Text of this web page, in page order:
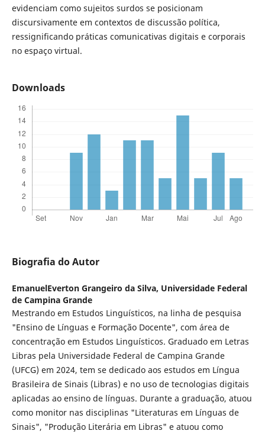
evidenciam como sujeitos surdos se posicionam
discursivamente em contextos de discussão política,
ressignificando práticas comunicativas digitais e corporais
no espaço virtual.
Downloads
Biografia do Autor
EmanuelEverton Grangeiro da Silva, Universidade Federal
de Campina Grande
Mestrando em Estudos Linguísticos, na linha de pesquisa
"Ensino de Línguas e Formação Docente", com área de
concentração em Estudos Linguísticos. Graduado em Letras
Libras pela Universidade Federal de Campina Grande
(UFCG) em 2024, tem se dedicado aos estudos em Língua
Brasileira de Sinais (Libras) e no uso de tecnologias digitais
aplicadas ao ensino de línguas. Durante a graduação, atuou
como monitor nas disciplinas "Literaturas em Línguas de
Sinais", "Produção Literária em Libras" e atuou como